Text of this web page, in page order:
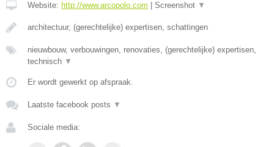
Website: http://www.arcopolo.com Screenshot ▼
architectuur, (gerechtelijke) expertisen, schattingen
nieuwbouw, verbouwingen, renovaties, (gerechtelijke) expertisen,
technisch ▼
Er wordt gewerkt op afspraak.
Laatste facebook posts ▼
Sociale media: